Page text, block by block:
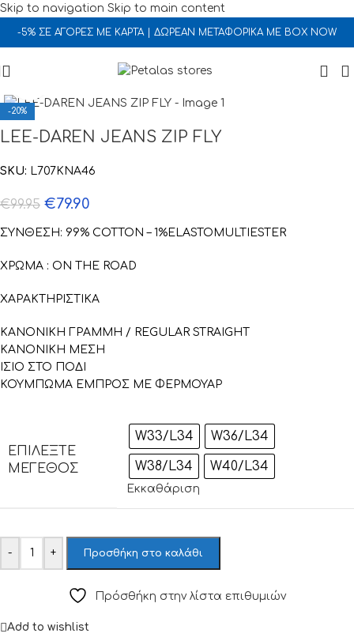
Skip to navigation Skip to main content
-5% ΣΕ ΑΓΟΡΕΣ ΜΕ ΚΑΡΤΑ | ΔΩΡΕΑΝ ΜΕΤΑΦΟΡΙΚΑ ΜΕ BOX NOW
-20%
LEE-DAREN JEANS ZIP FLY
SKU: L707KNA46
€99.95 €79.90
ΣΥΝΘΕΣΗ: 99% COTTON – 1%ELASTOMULTIESTER
ΧΡΩΜΑ : ON THE ROAD
ΧΑΡΑΚΤΗΡΙΣΤΙΚΑ
ΚΑΝΟΝΙΚΗ ΓΡΑΜΜΗ / REGULAR STRAIGHT
ΚΑΝΟΝΙΚΗ ΜΕΣΗ
ΙΣΙΟ ΣΤΟ ΠΟΔΙ
ΚΟΥΜΠΩΜΑ ΕΜΠΡΟΣ ΜΕ ΦΕΡΜΟΥΑΡ
ΕΠΙΛΈΞΤΕ
ΜΈΓΕΘΟΣ
W33/L34 W36/L34
W38/L34 W40/L34
Εκκαθάριση
- + Προσθήκη στο καλάθι
Πρόσθήκη στην λίστα επιθυμιών
Add to wishlist